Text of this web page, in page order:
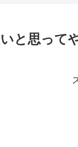
と思って